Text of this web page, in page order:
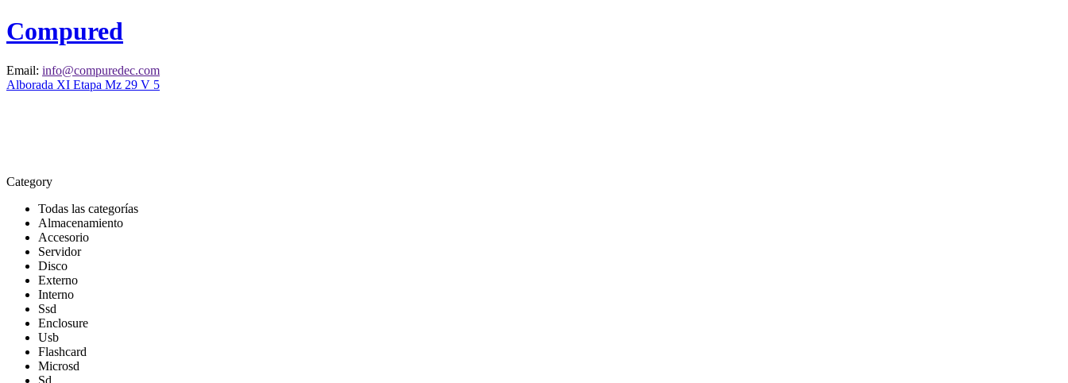
Compured
Email: info@compuredec.com
Alborada XI Etapa Mz 29 V 5
Category
Todas las categorías
Almacenamiento
Accesorio
Servidor
Disco
Externo
Interno
Ssd
Enclosure
Usb
Flashcard
Microsd
Sd